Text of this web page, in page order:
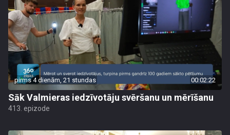
pirms 4 dienām, 21 stundas 00:02:22
Sāk Valmieras iedzīvotāju svēršanu un mērīšanu
413. epizode